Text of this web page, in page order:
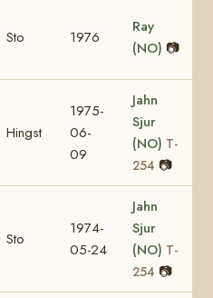
Sto 1976
Ray
(NO) 📷
Hingst
1975-
06-
09
Jahn
Sjur
(NO) T-
254 📷
Sto
1974-
05-24
Jahn
Sjur
(NO) T-
254 📷